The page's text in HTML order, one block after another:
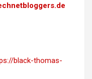
black-thomas-